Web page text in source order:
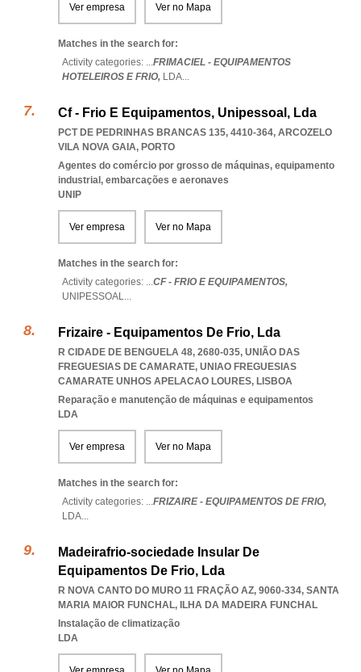
Ver empresa Ver no Mapa
Matches in the search for:
Activity categories: ...FRIMACIEL - EQUIPAMENTOS
HOTELEIROS E FRIO, LDA...
Cf - Frio E Equipamentos, Unipessoal, Lda
PCT DE PEDRINHAS BRANCAS 135, 4410-364, ARCOZELO
VILA NOVA GAIA, PORTO
Agentes do comércio por grosso de máquinas, equipamento
industrial, embarcações e aeronaves
UNIP
Ver empresa Ver no Mapa
Matches in the search for:
Activity categories: ...CF - FRIO E EQUIPAMENTOS,
UNIPESSOAL...
Frizaire - Equipamentos De Frio, Lda
R CIDADE DE BENGUELA 48, 2680-035, UNIÃO DAS
FREGUESIAS DE CAMARATE, UNIAO FREGUESIAS
CAMARATE UNHOS APELACAO LOURES, LISBOA
Reparação e manutenção de máquinas e equipamentos
LDA
Ver empresa Ver no Mapa
Matches in the search for:
Activity categories: ...FRIZAIRE - EQUIPAMENTOS DE FRIO,
LDA...
Madeirafrio-sociedade Insular De
Equipamentos De Frio, Lda
R NOVA CANTO DO MURO 11 FRAÇÃO AZ, 9060-334, SANTA
MARIA MAIOR FUNCHAL, ILHA DA MADEIRA FUNCHAL
Instalação de climatização
LDA